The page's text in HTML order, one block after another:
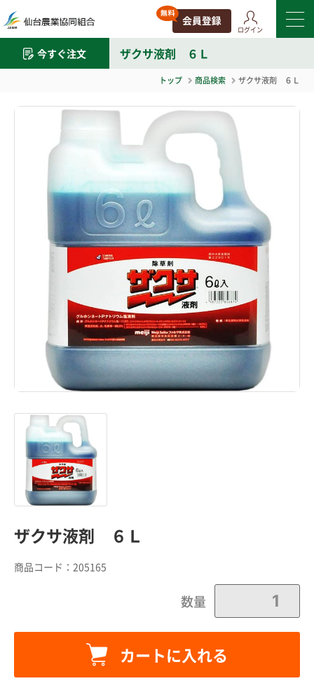
ログイン
今すぐ注文 ザクサ液剤 ６Ｌ
トップ 商品検索 ザクサ液剤 ６Ｌ
ザクサ液剤 ６Ｌ
商品コード： 205165
数量
カートに入れる